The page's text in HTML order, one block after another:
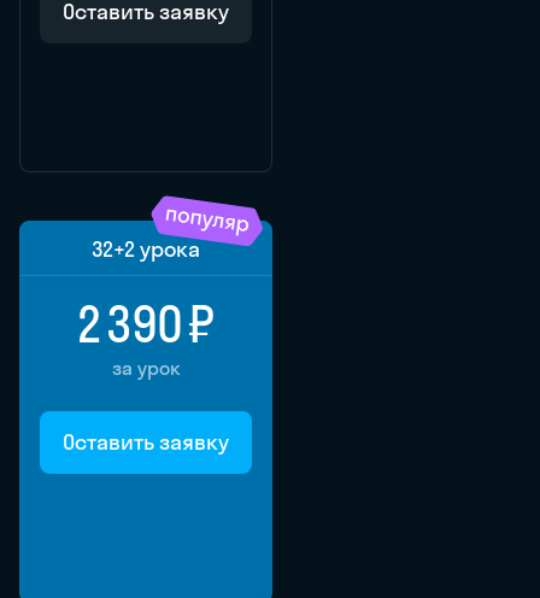
Оставить заявку
32+2 урока
2 390 ₽
за урок
Оставить заявку